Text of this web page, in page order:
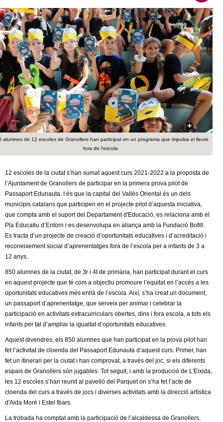
e
n
t
d
e
G
r
a
n
o
e
s
d
e
c
e
r
c
a
alumnes de 12 escoles de Granollers han participat en un programa que impulsa el lleure
fora de l’escola
12 escoles de la ciutat s’han sumat aquest curs 2021-2022 a la proposta de
l’Ajuntament de Granollers de participar en la primera prova pilot de
Passaport Edunauta. I és que la capital del Vallès Oriental és un dels
municipis catalans que participen en el projecte pilot d’aquesta iniciativa,
que compta amb el suport del Departament d'Educació, es relaciona amb el
Pla Educatiu d’Entorn i es desenvolupa en aliança amb la Fundació Bofill.
Es tracta d’un projecte de creació d’oportunitats educatives i d’acreditació i
reconeixement social d’aprenentatges fora de l’escola per a infants de 3 a
12 anys.
850 alumnes de la ciutat, de 3r i 4t de primària, han participat durant el curs
en aquest projecte que té com a objectiu promoure l’equitat en l’accés a les
oportunitats educatives més enllà de l’escola. Així, s’ha creat un document,
un passaport d’aprenentatge, que serveix per animar i celebrar la
participació en activitats extracurriculars obertes, dins i fora escola, a tots els
infants per tal d’ampliar la igualtat d’oportunitats educatives.
Aquest divendres, els 850 alumnes que han participat en la prova pilot han
fet l’activitat de cloenda del Passaport Edunauta d’aquest curs. Primer, han
fet un itinerari per la ciutat i han comprovat, a través del joc, si els diferents
espais de Granollers són jugables. Tot seguit, i amb la producció de L'Eixida,
les 12 escoles s’han reunit al pavelló del Parquet on s’ha fet l’acte de
cloenda del curs a través de jocs i diverses activitats amb la direcció artística
d'Aida Moré i Estel Ibars.
La trobada ha comptat amb la participació de l’alcaldessa de Granollers,